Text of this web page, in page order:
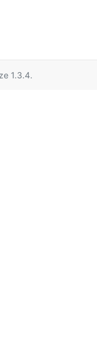
1.3.4.